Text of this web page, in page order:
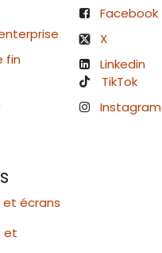
fin
et écrans
et
Facebook
X
Linkedin
TikTok
Instagram